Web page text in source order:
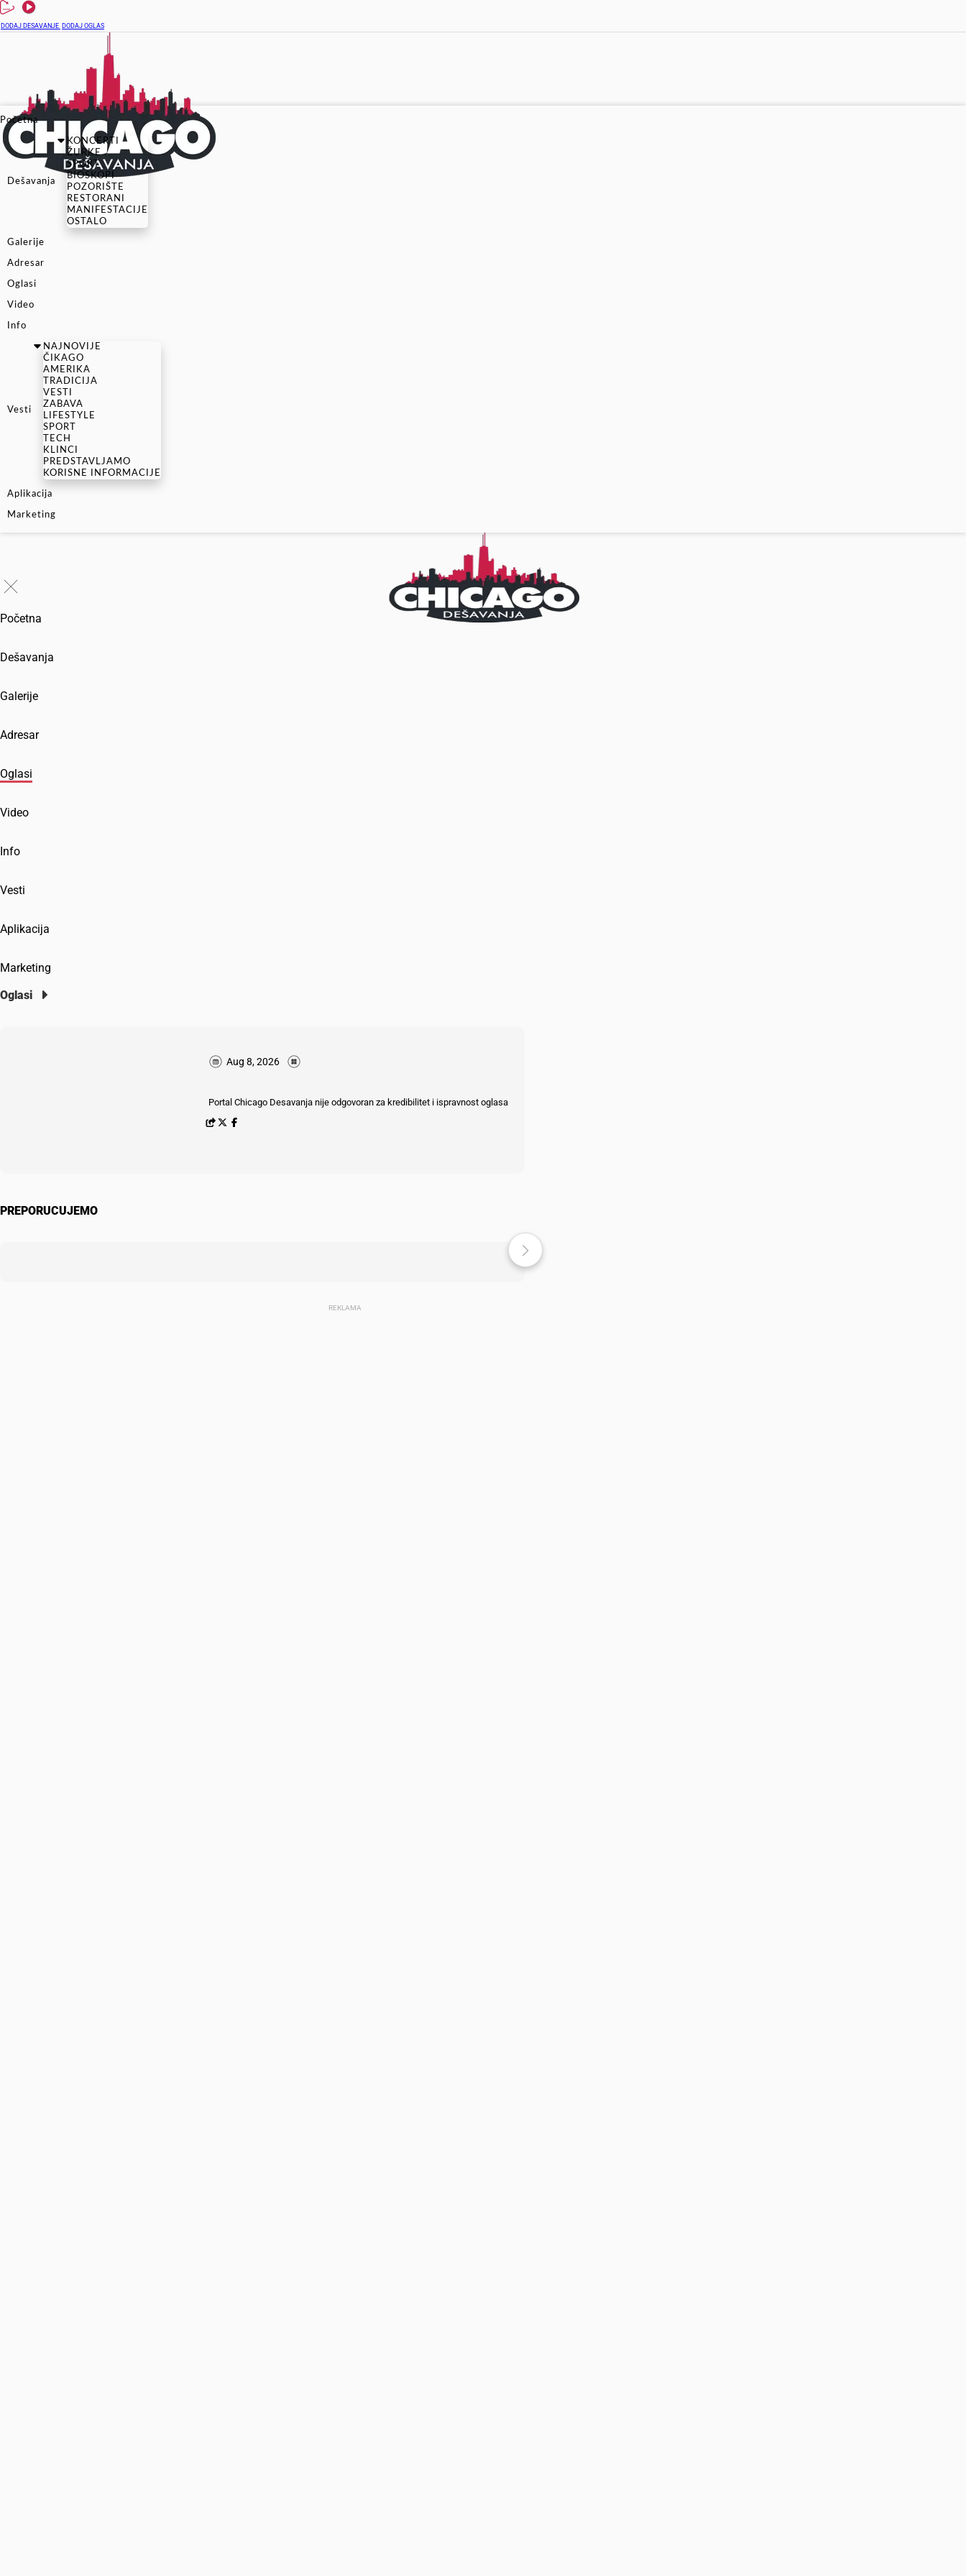
DODAJ DESAVANJE DODAJ OGLAS
Početna
Dešavanja
KONCERTI
ŽURKE
SPORT
BIOSKOPI
POZORIŠTE
RESTORANI
MANIFESTACIJE
OSTALO
Galerije
Adresar
Oglasi
Video
Info
Vesti
NAJNOVIJE
ČIKAGO
AMERIKA
TRADICIJA
VESTI
ZABAVA
LIFESTYLE
SPORT
TECH
KLINCI
PREDSTAVLJAMO
KORISNE INFORMACIJE
Aplikacija
Marketing
Početna
Dešavanja
Galerije
Adresar
Oglasi
Video
Info
Vesti
Aplikacija
Marketing
Oglasi
Aug 8, 2026
Portal Chicago Desavanja nije odgovoran za kredibilitet i ispravnost oglasa
PREPORUCUJEMO
REKLAMA